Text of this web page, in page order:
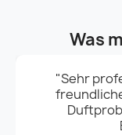
Was
"Sehr